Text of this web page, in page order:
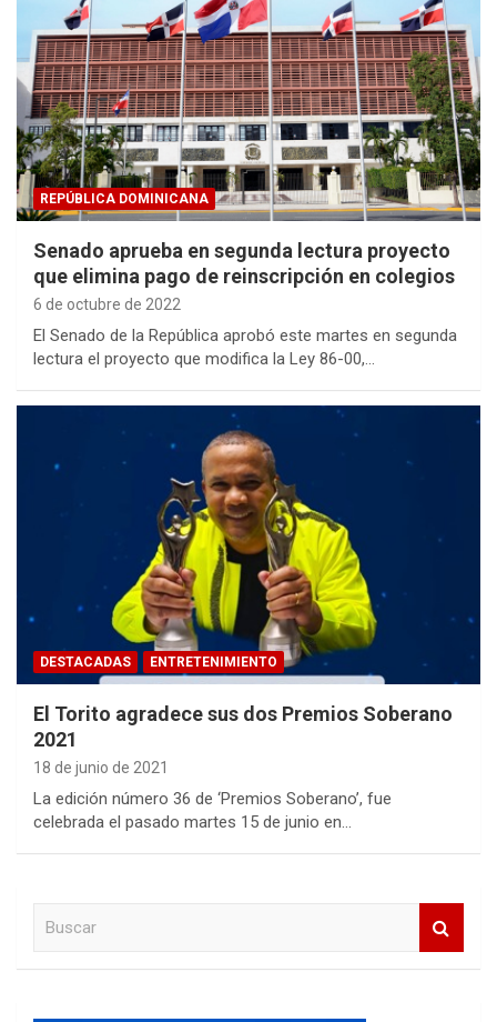
REPÚBLICA DOMINICANA
Senado aprueba en segunda lectura proyecto
que elimina pago de reinscripción en colegios
6 de octubre de 2022
El Senado de la República aprobó este martes en segunda
lectura el proyecto que modifica la Ley 86-00,…
DESTACADAS ENTRETENIMIENTO
El Torito agradece sus dos Premios Soberano
2021
18 de junio de 2021
La edición número 36 de ‘Premios Soberano’, fue
celebrada el pasado martes 15 de junio en…